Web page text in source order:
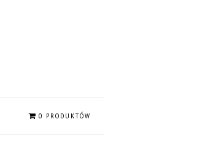
0 PRODUKTÓW